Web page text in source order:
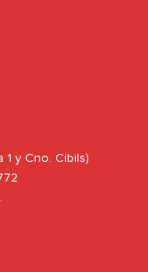
y Cno. Cibils)